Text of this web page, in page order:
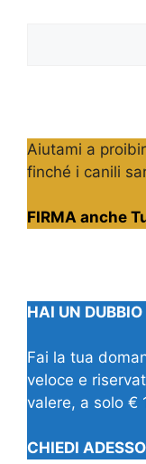
Aiutami a
finché i canili
FIRMA anche
HAI UN
Fai la tua
veloce e
valere, a solo €
CHIEDI